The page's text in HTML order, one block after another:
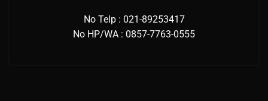
No Telp : 021-89253417
No HP/WA : 0857-7763-0555